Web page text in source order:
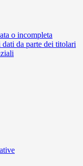
o incompleta
da parte dei titolari